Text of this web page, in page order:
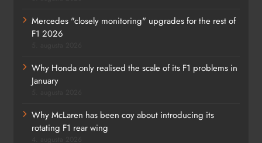
Mercedes "closely monitoring" upgrades for the rest of
F1 2026
Why Honda only realised the scale of its F1 problems in
January
Why McLaren has been coy about introducing its
rotating F1 rear wing